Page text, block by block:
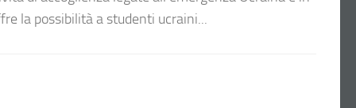
la possibilità a studenti ucraini...